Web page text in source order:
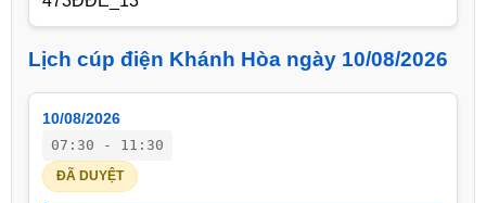
Lịch cúp điện Khánh Hòa ngày 10/08/2026
10/08/2026
07:30 - 11:30
ĐÃ DUYỆT